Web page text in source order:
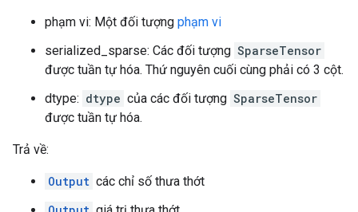
phạm vi: Một đối tượng phạm vi
serialized_sparse: Các đối tượng SparseTensor
được tuần tự hóa. Thứ nguyên cuối cùng phải có 3 cột.
dtype: dtype của các đối tượng SparseTensor
được tuần tự hóa.
Trả về:
Output các chỉ số thưa thớt